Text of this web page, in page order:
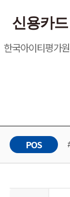
신용카
한국아이티평가
POS